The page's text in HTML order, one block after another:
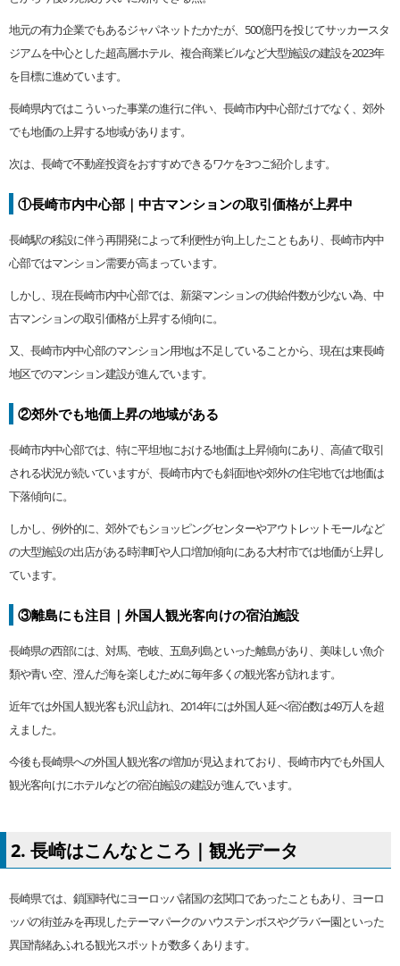
地元の有力企業でもあるジャパネットたかたが、500億円を投じてサッカースタ
ジアムを中心とした超高層ホテル、複合商業ビルなど大型施設の建設を2023年
を目標に進めています。
長崎県内ではこういった事業の進行に伴い、長崎市内中心部だけでなく、郊外
でも地価の上昇する地域があります。
次は、長崎で不動産投資をおすすめできるワケを3つご紹介します。
①長崎市内中心部｜中古マンションの取引価格が上昇中
長崎駅の移設に伴う再開発によって利便性が向上したこともあり、長崎市内中
心部ではマンション需要が高まっています。
しかし、現在長崎市内中心部では、新築マンションの供給件数が少ない為、中
古マンションの取引価格が上昇する傾向に。
又、長崎市内中心部のマンション用地は不足していることから、現在は東長崎
地区でのマンション建設が進んでいます。
②郊外でも地価上昇の地域がある
長崎市内中心部では、特に平坦地における地価は上昇傾向にあり、高値で取引
される状況が続いていますが、長崎市内でも斜面地や郊外の住宅地では地価は
下落傾向に。
しかし、例外的に、郊外でもショッピングセンターやアウトレットモールなど
の大型施設の出店がある時津町や人口増加傾向にある大村市では地価が上昇し
ています。
③離島にも注目｜外国人観光客向けの宿泊施設
長崎県の西部には、対馬、壱岐、五島列島といった離島があり、美味しい魚介
類や青い空、澄んだ海を楽しむために毎年多くの観光客が訪れます。
近年では外国人観光客も沢山訪れ、2014年には外国人延べ宿泊数は49万人を超
えました。
今後も長崎県への外国人観光客の増加が見込まれており、長崎市内でも外国人
観光客向けにホテルなどの宿泊施設の建設が進んでいます。
2. 長崎はこんなところ｜観光データ
長崎県では、鎖国時代にヨーロッパ諸国の玄関口であったこともあり、ヨーロ
ッパの街並みを再現したテーマパークのハウステンボスやグラバー園といった
異国情緒あふれる観光スポットが数多くあります。